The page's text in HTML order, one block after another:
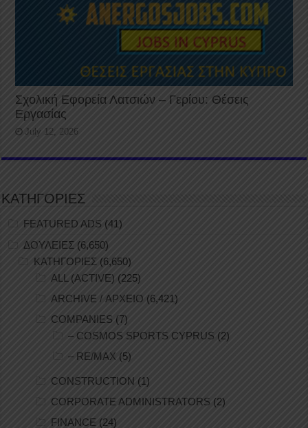
Σχολική Εφορεία Λατσιών – Γερίου: Θέσεις
Εργασίας
July 12, 2026
ΚΑΤΗΓΟΡΙΕΣ
FEATURED ADS (41)
ΔΟΥΛΕΙΕΣ (6,650)
ΚΑΤΗΓΟΡΙΕΣ (6,650)
ALL (ACTIVE) (225)
ARCHIVE / ΑΡΧΕΙΟ (6,421)
COMPANIES (7)
– COSMOS SPORTS CYPRUS (2)
– RE/MAX (5)
CONSTRUCTION (1)
CORPORATE ADMINISTRATORS (2)
FINANCE (24)